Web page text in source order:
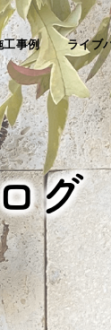
工事例 ライブ
グ